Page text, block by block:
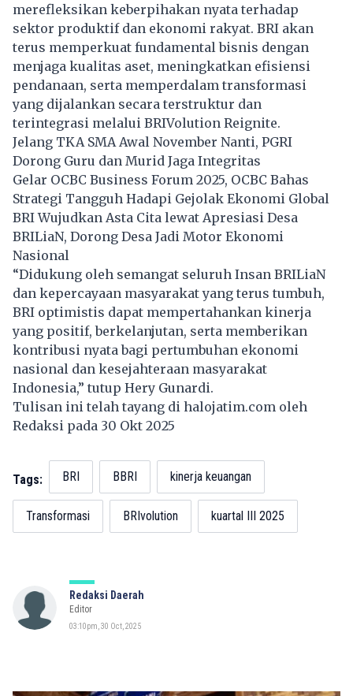
merefleksikan keberpihakan nyata terhadap
sektor produktif dan ekonomi rakyat. BRI akan
terus memperkuat fundamental bisnis dengan
menjaga kualitas aset, meningkatkan efisiensi
pendanaan, serta memperdalam transformasi
yang dijalankan secara terstruktur dan
terintegrasi melalui BRIVolution Reignite.
Jelang TKA SMA Awal November Nanti, PGRI
Dorong Guru dan Murid Jaga Integritas
Gelar OCBC Business Forum 2025, OCBC Bahas
Strategi Tangguh Hadapi Gejolak Ekonomi Global
BRI Wujudkan Asta Cita lewat Apresiasi Desa
BRILiaN, Dorong Desa Jadi Motor Ekonomi
Nasional
“Didukung oleh semangat seluruh Insan BRILiaN
dan kepercayaan masyarakat yang terus tumbuh,
BRI optimistis dapat mempertahankan kinerja
yang positif, berkelanjutan, serta memberikan
kontribusi nyata bagi pertumbuhan ekonomi
nasional dan kesejahteraan masyarakat
Indonesia,” tutup Hery Gunardi.
Tulisan ini telah tayang di halojatim.com oleh
Redaksi pada 30 Okt 2025
Tags: BRI BBRI kinerja keuangan
Transformasi BRIvolution kuartal III 2025
Redaksi Daerah
Editor
03:10pm, 30 Oct, 2025